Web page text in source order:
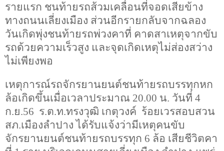
รายแรก ชนท้ายรถส้วมเคลื่อนที่จอดเสียข้าง
ทางถนนเลี่ยงเมือง ส่วนอีกรายกลับจากฉลอง
วันเกิดพุ่งชนท้ายรถพ่วงคาที่ คาดสาเหตุจากขับ
รถด้วยความเร็วสูง และจุดเกิดเหตุไม่ส่องสว่าง
ไม่เพียงพอ
เหตุการณ์รถจักรยานยนต์ชนท้ายรถบรรทุกหก
ล้อเกิดขึ้นเมื่อเวลาประมาณ 20.00 น. วันที่ 4
ก.ย.56 ร.ต.ท.ทรงวุฒิ เกตุวงค์ ร้อยเวรสอบสวน
สภ.เมืองลำปาง ได้รับแจ้งว่ามีเหตุคนขับ
จักรยานยนต์ชนท้ายรถบรรทุก 6 ล้อ เสียชีวิตคา